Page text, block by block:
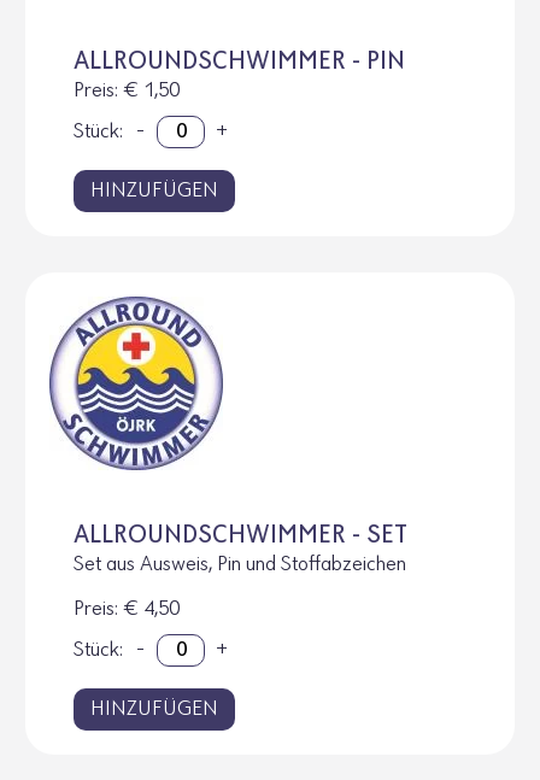
ALLROUNDSCHWIMMER - PIN
Preis: € 1,50
Stück:
- +
HINZUFÜGEN
ALLROUNDSCHWIMMER - SET
Set aus Ausweis, Pin und Stoffabzeichen
Preis: € 4,50
Stück:
- +
HINZUFÜGEN